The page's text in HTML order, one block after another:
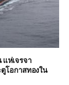
ห่เจรจา
โอกาสทองใน